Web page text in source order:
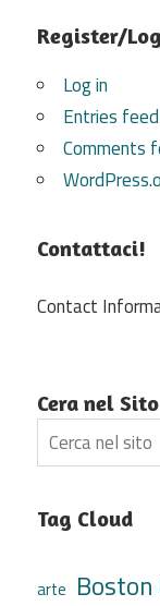
Register/
Log in
Entries feed
Comments
Contattaci!
Contact
Cera nel Sito
Search
Tag Cloud
arte Boston